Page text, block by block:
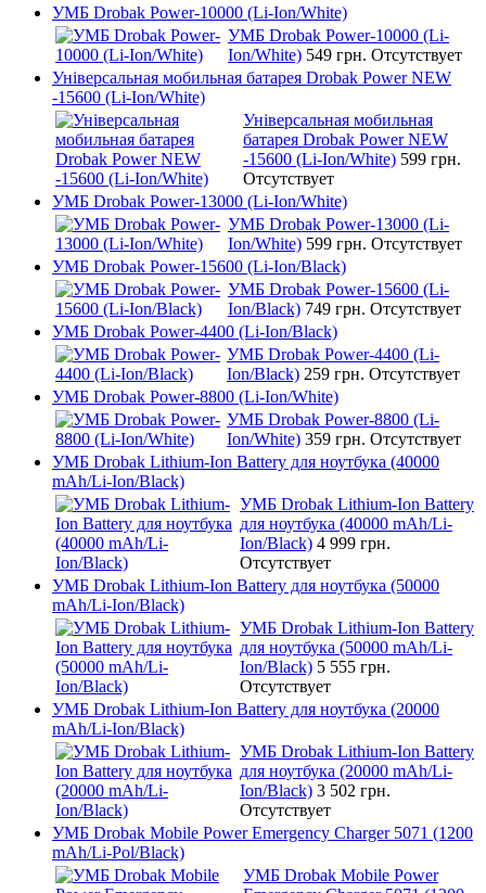
УМБ Drobak Power-10000 (Li-Ion/White)
УМБ Drobak Power-10000 (Li-
Ion/White) 549 грн. Отсутствует
Універсальная мобильная батарея Drobak Power NEW
-15600 (Li-Ion/White)
Універсальная мобильная
батарея Drobak Power NEW
-15600 (Li-Ion/White) 599 грн.
Отсутствует
УМБ Drobak Power-13000 (Li-Ion/White)
УМБ Drobak Power-13000 (Li-
Ion/White) 599 грн. Отсутствует
УМБ Drobak Power-15600 (Li-Ion/Black)
УМБ Drobak Power-15600 (Li-
Ion/Black) 749 грн. Отсутствует
УМБ Drobak Power-4400 (Li-Ion/Black)
УМБ Drobak Power-4400 (Li-
Ion/Black) 259 грн. Отсутствует
УМБ Drobak Power-8800 (Li-Ion/White)
УМБ Drobak Power-8800 (Li-
Ion/White) 359 грн. Отсутствует
УМБ Drobak Lithium-Ion Battery для ноутбука (40000
mAh/Li-Ion/Black)
УМБ Drobak Lithium-Ion Battery
для ноутбука (40000 mAh/Li-
Ion/Black) 4 999 грн.
Отсутствует
УМБ Drobak Lithium-Ion Battery для ноутбука (50000
mAh/Li-Ion/Black)
УМБ Drobak Lithium-Ion Battery
для ноутбука (50000 mAh/Li-
Ion/Black) 5 555 грн.
Отсутствует
УМБ Drobak Lithium-Ion Battery для ноутбука (20000
mAh/Li-Ion/Black)
УМБ Drobak Lithium-Ion Battery
для ноутбука (20000 mAh/Li-
Ion/Black) 3 502 грн.
Отсутствует
УМБ Drobak Mobile Power Emergency Charger 5071 (1200
mAh/Li-Pol/Black)
УМБ Drobak Mobile Power